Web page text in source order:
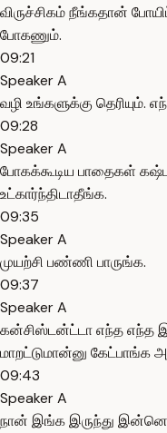
விருச்சிகம் நீங்கதான்
போகணும்.
09:21
Speaker A
வழி உங்களுக்கு தெரியும்.
09:28
Speaker A
போகக்கூடிய பாதைகள்
உட்கார்ந்திடாதீங்க.
09:35
Speaker A
முயற்சி பண்ணி பாருங்க.
09:37
Speaker A
கன்சிஸ்டன்ட்டா எந்த எந்த
மாறட்டுமான்னு கேட்பாங்க
09:43
Speaker A
நான் இங்க இருந்து